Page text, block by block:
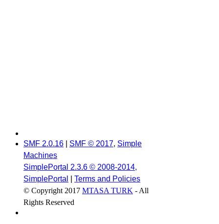
SMF 2.0.16 SMF © 2017, Simple
Machines
SimplePortal 2.3.6 © 2008-2014,
SimplePortal
Terms and Policies
© Copyright 2017 MTASA TURK - All
Rights Reserved